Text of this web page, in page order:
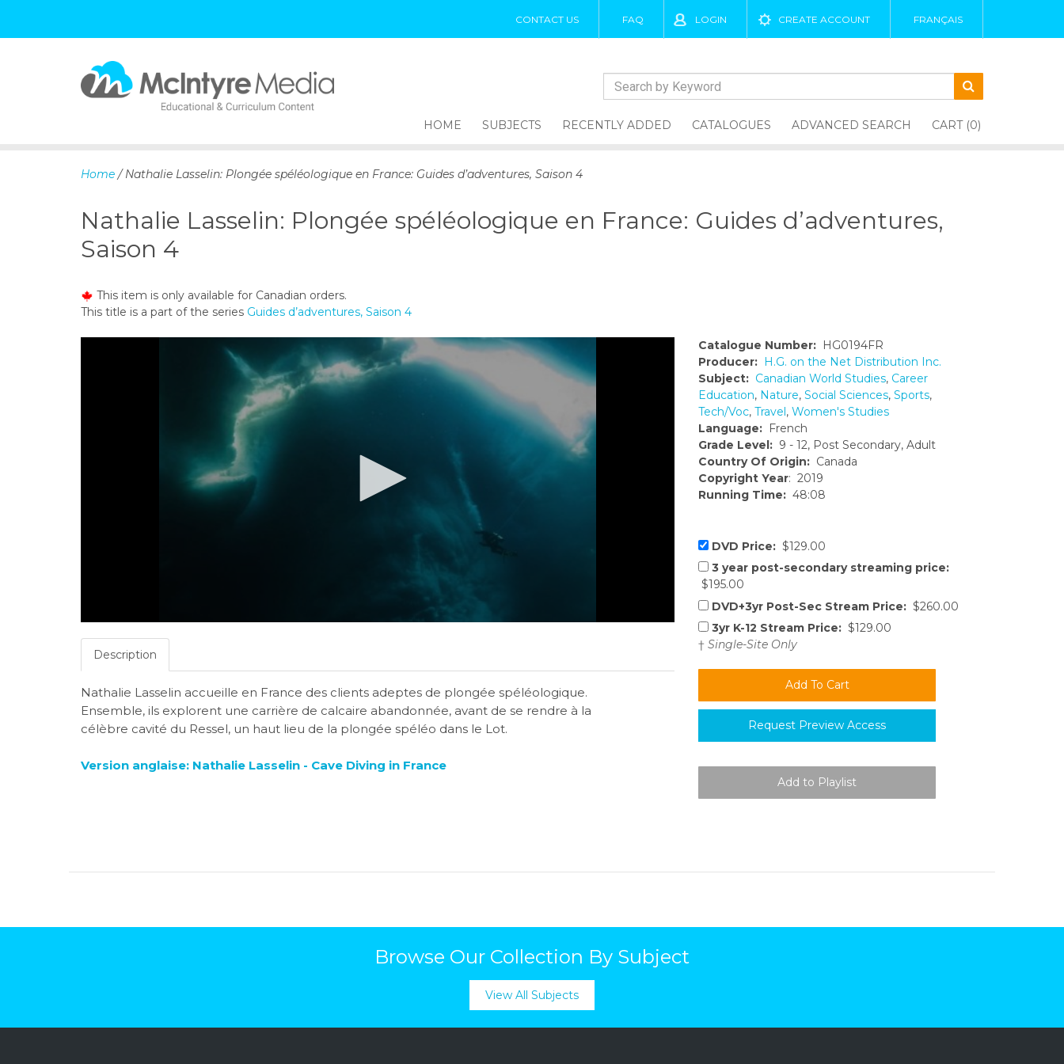
CONTACT US FAQ LOGIN CREATE ACCOUNT FRANÇAIS
p
t
c
n
t
HOME SUBJECTS RECENTLY ADDED CATALOGUES ADVANCED SEARCH CART (0)
Home / Nathalie Lasselin: Plongée spéléologique en France: Guides d’adventures, Saison 4
Nathalie Lasselin: Plongée spéléologique en France: Guides d’adventures,
Saison 4
This item is only available for Canadian orders.
This title is a part of the series Guides d’adventures, Saison 4
Catalogue Number: HG0194FR
Producer: H.G. on the Net Distribution Inc.
Subject: Canadian World Studies, Career
Education, Nature, Social Sciences, Sports,
Tech/Voc, Travel, Women's Studies
Language: French
Grade Level: 9 - 12, Post Secondary, Adult
Country Of Origin: Canada
Copyright Year: 2019
Running Time: 48:08
DVD Price: $129.00
3 year post-secondary streaming price:
$195.00
DVD+3yr Post-Sec Stream Price: $260.00
3yr K-12 Stream Price: $129.00
† Single-Site Only
Request Preview Access
Description
Nathalie Lasselin accueille en France des clients adeptes de plongée spéléologique.
Ensemble, ils explorent une carrière de calcaire abandonnée, avant de se rendre à la
célèbre cavité du Ressel, un haut lieu de la plongée spéléo dans le Lot.
Version anglaise: Nathalie Lasselin - Cave Diving in France
Browse Our Collection By Subject
View All Subjects